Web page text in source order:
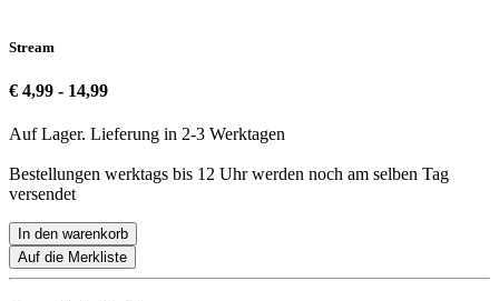
Stream
€ 4,99 - 14,99
Auf Lager. Lieferung in 2-3 Werktagen
Bestellungen werktags bis 12 Uhr werden noch am selben Tag
versendet
In den warenkorb
Auf die Merkliste